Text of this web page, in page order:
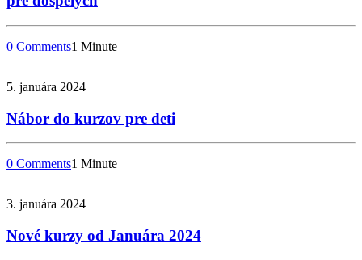
0 Comments1 Minute
5. januára 2024
Nábor do kurzov pre deti
0 Comments1 Minute
3. januára 2024
Nové kurzy od Januára 2024